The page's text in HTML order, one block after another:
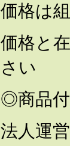
価格は
価格と
さい
◎商品
法人運